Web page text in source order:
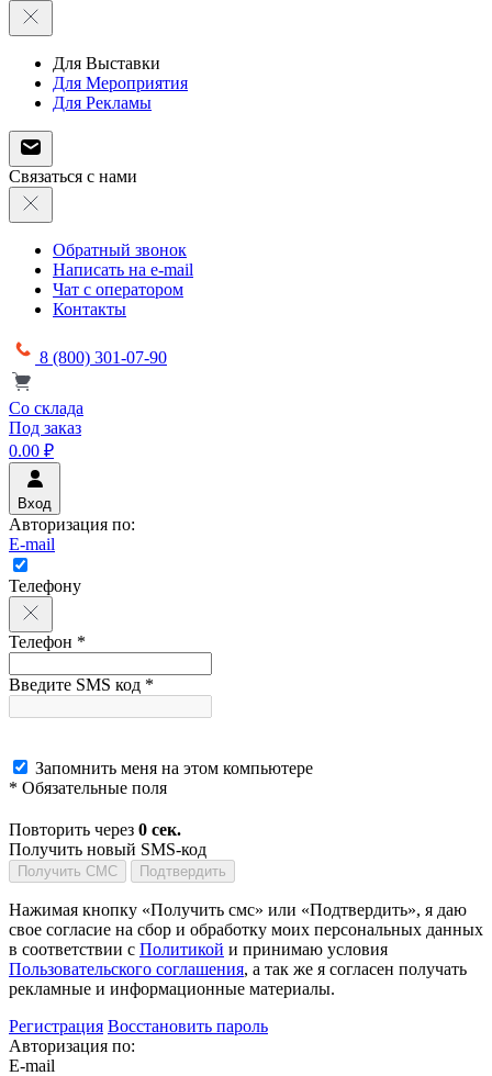
Для Выставки
Для Мероприятия
Для Рекламы
Связаться с нами
Обратный звонок
Написать на e-mail
Чат с оператором
Контакты
8 (800) 301-07-90
Со склада
Под заказ
0.00 ₽
Вход
Авторизация по:
E-mail
Телефону
Телефон *
Введите SMS код *
Запомнить меня на этом компьютере
* Обязательные поля
Повторить через 0 сек.
Получить новый SMS-код
Получить СМС Подтвердить
Нажимая кнопку «Получить смс» или «Подтвердить», я даю
свое согласие на сбор и обработку моих персональных данных
в соответствии с Политикой и принимаю условия
Пользовательского соглашения, а так же я согласен получать
рекламные и информационные материалы.
Регистрация Восстановить пароль
Авторизация по:
E-mail